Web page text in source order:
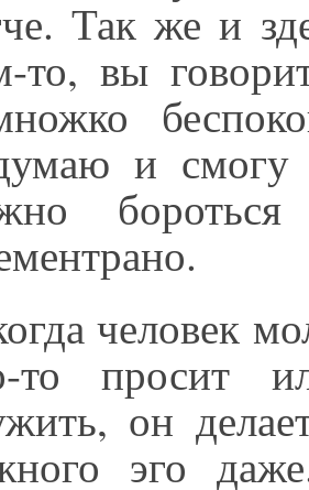
Так же и
то, вы
и смогу
человек
то просит
он
эго